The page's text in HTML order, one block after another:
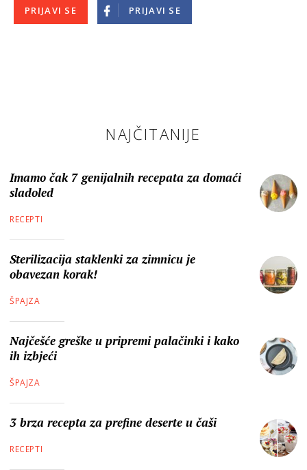
PRIJAVI SE PRIJAVI SE
NAJČITANIJE
Imamo čak 7 genijalnih recepata za domaći
sladoled
RECEPTI
Sterilizacija staklenki za zimnicu je
obavezan korak!
ŠPAJZA
Najčešće greške u pripremi palačinki i kako
ih izbjeći
ŠPAJZA
3 brza recepta za prefine deserte u čaši
RECEPTI